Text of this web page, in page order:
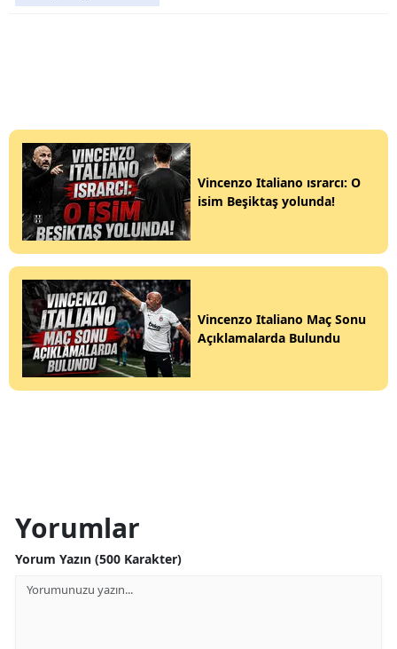
Vincenzo Italiano ısrarcı: O
isim Beşiktaş yolunda!
Vincenzo Italiano Maç Sonu
Açıklamalarda Bulundu
Yorumlar
Yorum Yazın (500 Karakter)